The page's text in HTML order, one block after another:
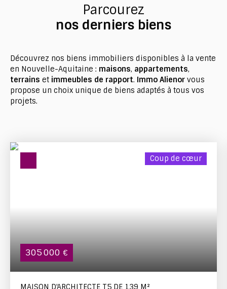
Parcourez
nos derniers biens
Découvrez nos biens immobiliers disponibles à la vente
en Nouvelle-Aquitaine : maisons, appartements,
terrains et immeubles de rapport. Immo Alienor vous
propose un choix unique de biens adaptés à tous vos
projets.
305 000 €
Coup de cœur
MAISON D'ARCHITECTE T5 DE 139 M²